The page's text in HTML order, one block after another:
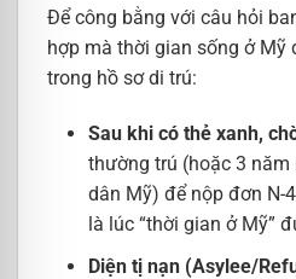
Để công bằng với câu hỏi
hợp mà thời gian sống ở
trong hồ sơ di trú:
Sau khi có thẻ xanh,
thường trú (hoặc 3 năm
dân Mỹ) để nộp đơn N-
là lúc “thời gian ở Mỹ”
Diện tị nạn (Asylee/